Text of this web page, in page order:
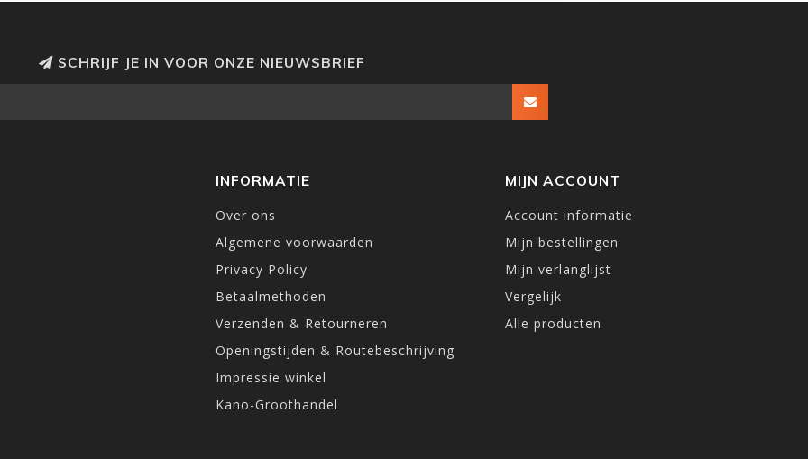
SCHRIJF JE IN VOOR ONZE NIEUWSBRIEF
INFORMATIE
Over ons
Algemene voorwaarden
Privacy Policy
Betaalmethoden
Verzenden & Retourneren
Openingstijden & Routebeschrijving
Impressie winkel
Kano-Groothandel
MIJN ACCOUNT
Account informatie
Mijn bestellingen
Mijn verlanglijst
Vergelijk
Alle producten